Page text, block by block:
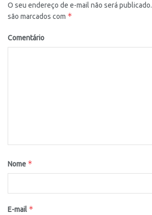
O seu endereço de e-mail não será publicado.
são marcados com *
Comentário
Nome *
E-mail *